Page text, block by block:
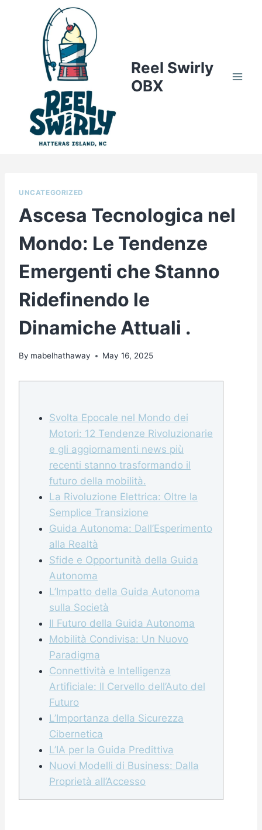
Reel Swirly
OBX
UNCATEGORIZED
Ascesa Tecnologica nel
Mondo: Le Tendenze
Emergenti che Stanno
Ridefinendo le
Dinamiche Attuali .
By mabelhathaway May 16, 2025
Svolta Epocale nel Mondo dei
Motori: 12 Tendenze Rivoluzionarie
e gli aggiornamenti news più
recenti stanno trasformando il
futuro della mobilità.
La Rivoluzione Elettrica: Oltre la
Semplice Transizione
Guida Autonoma: Dall’Esperimento
alla Realtà
Sfide e Opportunità della Guida
Autonoma
L’Impatto della Guida Autonoma
sulla Società
Il Futuro della Guida Autonoma
Mobilità Condivisa: Un Nuovo
Paradigma
Connettività e Intelligenza
Artificiale: Il Cervello dell’Auto del
Futuro
L’Importanza della Sicurezza
Cibernetica
L’IA per la Guida Predittiva
Nuovi Modelli di Business: Dalla
Proprietà all’Accesso